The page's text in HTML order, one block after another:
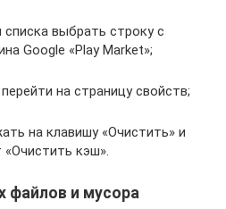
выбрать строку с
Google «Play Market»;
на страницу свойств;
на клавишу «Очистить» и
кэш».
файлов и мусора